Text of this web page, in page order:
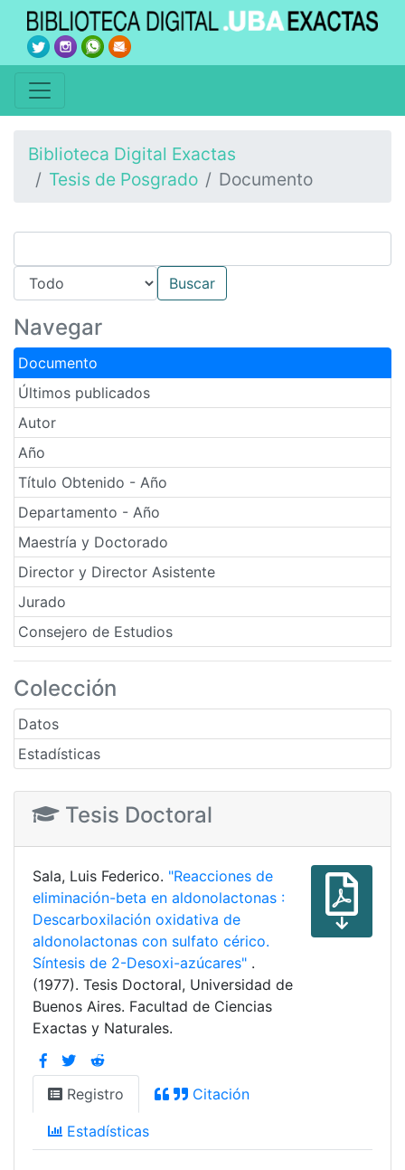
Biblioteca Digital Exactas
Tesis de Posgrado
Documento
Navegar
Documento
Últimos publicados
Autor
Año
Título Obtenido - Año
Departamento - Año
Maestría y Doctorado
Director y Director Asistente
Jurado
Consejero de Estudios
Colección
Datos
Estadísticas
Tesis Doctoral
Sala, Luis Federico. "Reacciones de
eliminación-beta en aldonolactonas :
Descarboxilación oxidativa de
aldonolactonas con sulfato cérico.
Síntesis de 2-Desoxi-azúcares" .
(1977). Tesis Doctoral, Universidad de
Buenos Aires. Facultad de Ciencias
Exactas y Naturales.
Registro Citación
Estadísticas